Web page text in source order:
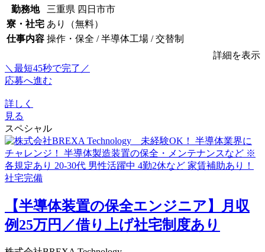
勤務地
三重県 四日市市
寮・社宅 あり（無料）
仕事内容 操作・保全 / 半導体工場 / 交替制
詳細を表示
＼最短45秒で完了／
応募へ進む
詳しく
見る
スペシャル
【半導体装置の保全エンジニア】月収
例25万円／借り上げ社宅制度あり